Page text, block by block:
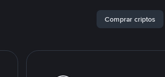
Comprar criptos